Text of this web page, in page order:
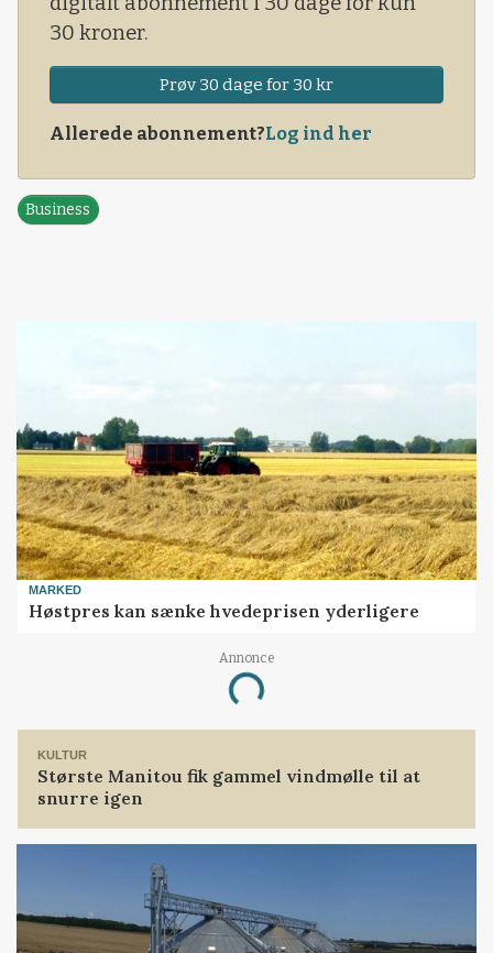
30 kroner.
Prøv 30 dage for 30 kr
Allerede abonnement?Log ind her
Business
MARKED
Høstpres kan sænke hvedeprisen yderligere
Annonce
Loading...
KULTUR
Største Manitou fik gammel vindmølle til at
snurre igen